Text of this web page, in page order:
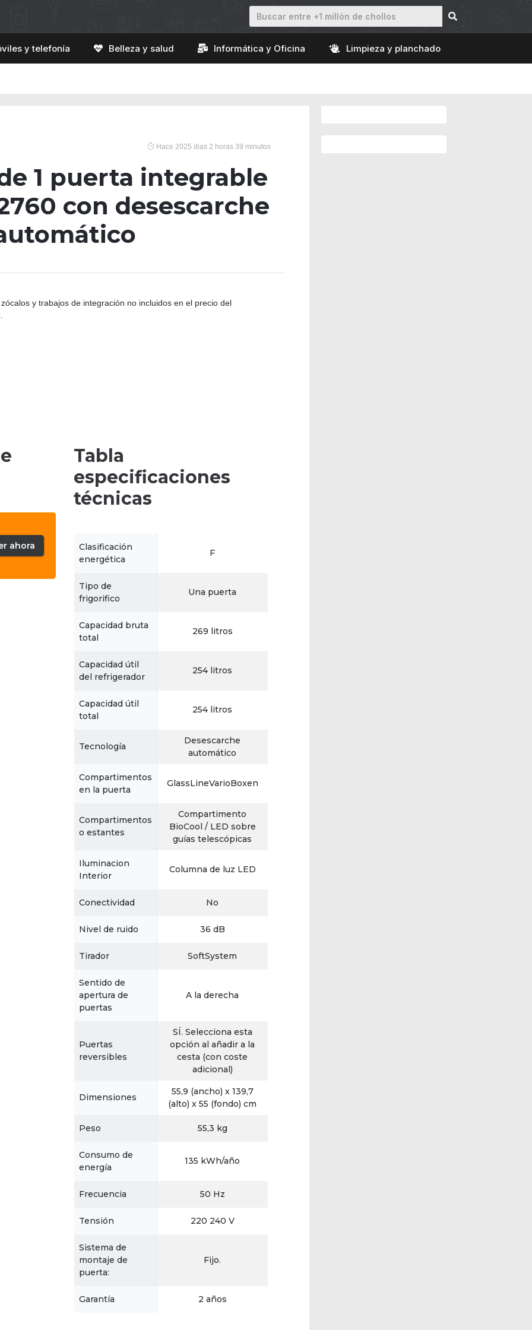
y telefonía Belleza y salud Informática y Oficina Limpieza y planchado
Hace 2025 dias 2 horas 39 minutos
1 puerta integrable
con desescarche
y trabajos de integración no incluidos en el precio del
ahora
Tabla
especificaciones
técnicas
Clasificación
energética
F
Tipo de
frigorifico
Una puerta
Capacidad bruta
total
269 litros
Capacidad útil
del refrigerador
254 litros
Capacidad útil
total
254 litros
Tecnología
Desescarche
automático
Compartimentos
en la puerta
GlassLineVarioBoxen
Compartimentos
o estantes
Compartimento
BioCool / LED sobre
guías telescópicas
Iluminacion
Interior
Columna de luz LED
Conectividad No
Nivel de ruido 36 dB
Tirador SoftSystem
Sentido de
apertura de
puertas
A la derecha
Puertas
reversibles
SÍ. Selecciona esta
opción al añadir a la
cesta (con coste
adicional)
Dimensiones
55,9 (ancho) x 139,7
(alto) x 55 (fondo) cm
Peso 55,3 kg
Consumo de
energía
135 kWh/año
Frecuencia 50 Hz
Tensión 220 240 V
Sistema de
montaje de
puerta:
Fijo.
Garantía 2 años